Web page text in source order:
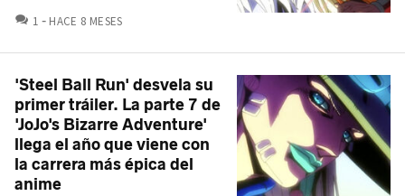
1 COMENTARIOS
HACE 8 MESES
'Steel Ball Run' desvela su
primer tráiler. La parte 7 de
'JoJo's Bizarre Adventure'
llega el año que viene con
la carrera más épica del
anime